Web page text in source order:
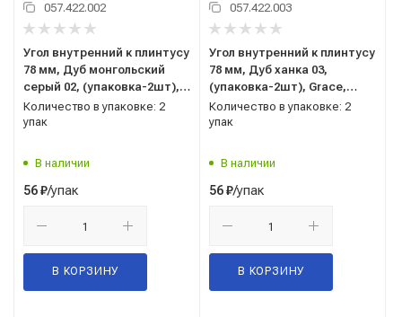
057.422.002
Угол внутренний к плинтусу
78 мм, Дуб монгольский
серый 02, (упаковка-2шт),
Grace, Cardinal
Количество в упаковке: 2
упак
В наличии
56₽/упак
В КОРЗИНУ
057.422.003
Угол внутренний к плинтусу
78 мм, Дуб ханка 03,
(упаковка-2шт), Grace,
Cardinal
Количество в упаковке: 2
упак
В наличии
56₽/упак
В КОРЗИНУ